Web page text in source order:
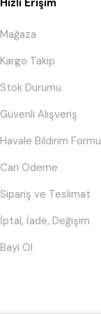
Hızlı Erişim
Mağaza
Kargo Takip
Stok Durumu
Güvenli Alışveriş
Havale Bildirim Formu
Cari Ödeme
Sipariş ve Teslimat
İptal, İade, Değişim
Bayi Ol